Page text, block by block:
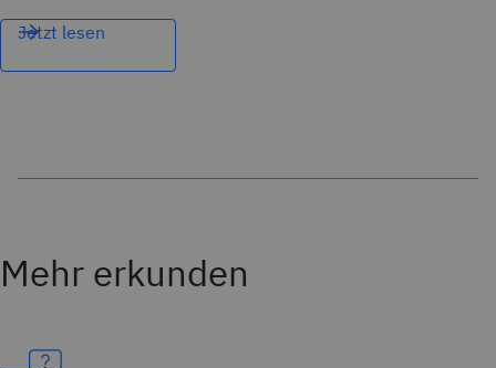
Jetzt lesen
Mehr erkunden